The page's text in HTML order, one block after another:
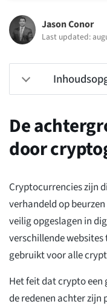
Jason Conor
Last updated:
De
door
Cryptocurrencies zijn
verhandeld op
veilig opgeslagen in
verschillende websites
gebruikt voor alle
Het feit dat crypto een
de redenen achter zijn